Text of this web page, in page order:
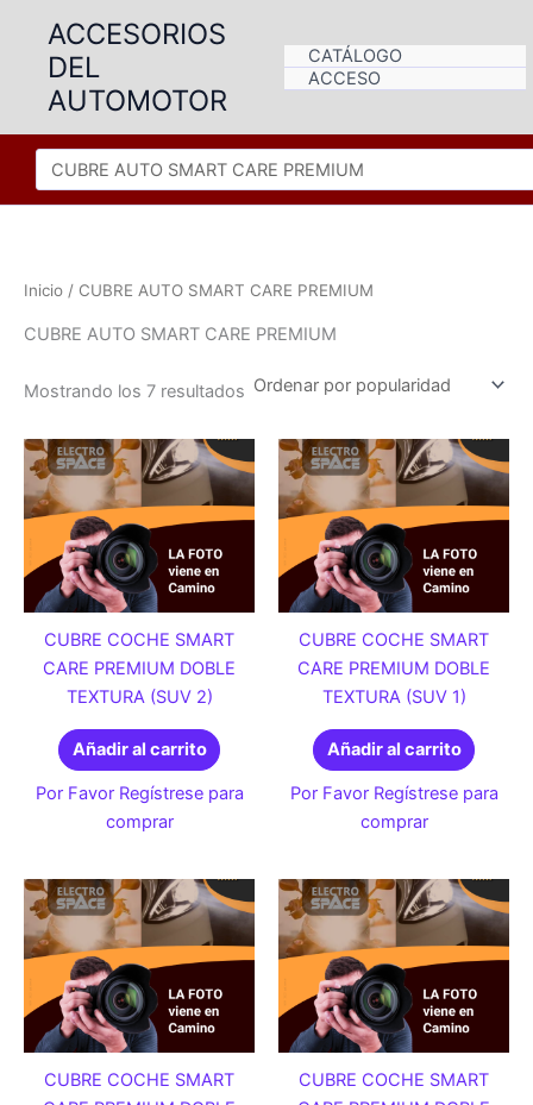
contenido
ACCESORIOS
DEL
AUTOMOTOR
CATÁLOGO
ACCESO
Inicio / CUBRE AUTO SMART CARE PREMIUM
CUBRE AUTO SMART CARE PREMIUM
Mostrando los 7 resultados Ordenado
CUBRE COCHE SMART
CARE PREMIUM DOBLE
TEXTURA (SUV 2)
Añadir al carrito
Por Favor Regístrese para
comprar
CUBRE COCHE SMART
CARE PREMIUM DOBLE
TEXTURA (SUV 1)
Añadir al carrito
Por Favor Regístrese para
comprar
CUBRE COCHE SMART
CUBRE COCHE SMART